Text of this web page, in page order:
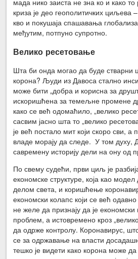
мада нико заиста не зна ко и како
криза је део геополитичких циљева
кво и покушаја спашавања
међутим, потпуно супротно.
Велико ресетовање
Шта би онда могао да буде стварни
корона? Људи из Давоса стално
може бити „добра и корисна за
искоришћена за темељне промене
како се већ одомаћило, „велико
сасвим јасно шта то „велико
је већ постало мит који скоро сви, а
владе морају да следе. У том духу,
савремену историју дели на ону од
По свему судећи, први циљ је
економске структуре, која као
делом света, и коришћење
економски колапс који се већ
не желе да признају да је економски
проблем, а истовремено кроз
да одрже контролу. Коронавирус,
се за одржавање на власти
тешко је видети како корона може